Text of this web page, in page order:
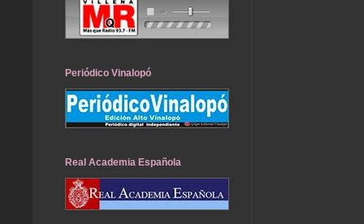
Periódico Vinalopó
Real Academia Española